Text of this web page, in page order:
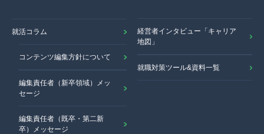
就活コラム
コンテンツ編集方針について
編集責任者（新卒領域）メッ
セージ
編集責任者（既卒・第二新
卒）メッセージ
経営者インタビュー「キャリア
地図」
就職対策ツール&資料一覧